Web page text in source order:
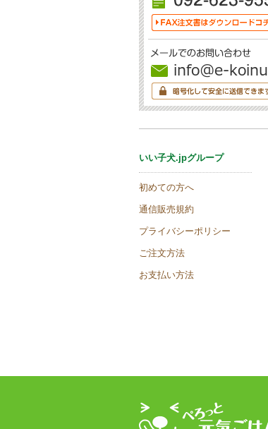
いい子犬.jpグループ
初めての方へ
通信販売規約
プライバシーポリシー
ご注文方法
お支払い方法